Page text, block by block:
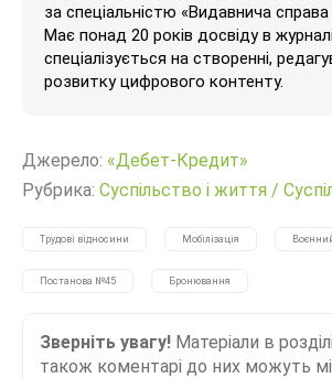
за спеціальністю «Видавнича справа
Має понад 20 років досвіду в
спеціалізується на створенні,
розвитку цифрового контенту.
Джерело: «Дебет-Кредит»
Рубрика: Суспільство і життя /
Трудові відносини Мобілізація
Постанова №45 Бронювання
Зверніть увагу! Матеріали в
також коментарі до них можуть